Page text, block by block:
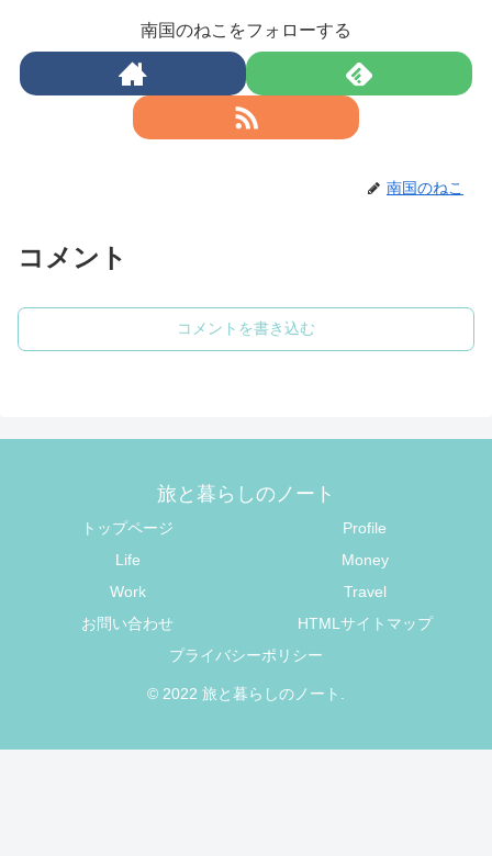
南国のねこをフォローする
南国のねこ
コメント
コメントを書き込む
旅と暮らしのノート
トップページ
Profile
Life
Money
Work
Travel
お問い合わせ
HTMLサイトマップ
プライバシーポリシー
© 2022 旅と暮らしのノート.